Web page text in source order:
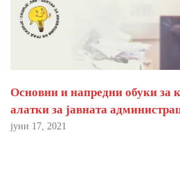
Основни и напредни обуки за
алатки за јавната
јуни 17, 2021